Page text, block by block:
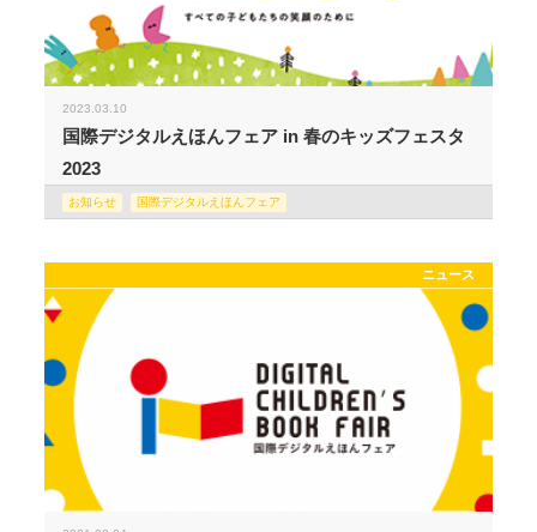
2023.03.10
国際デジタルえほんフェア in 春のキッズフェスタ
2023
お知らせ 国際デジタルえほんフェア
ニュース